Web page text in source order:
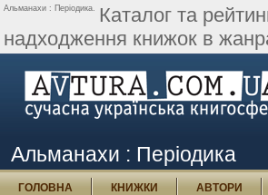
Альманахи : Періодика. Каталог та
надходження книжок в
Альманахи : Періодика
ГОЛОВНА КНИЖКИ АВТОРИ